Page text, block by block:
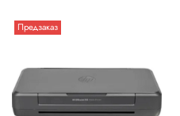
Предзаказ